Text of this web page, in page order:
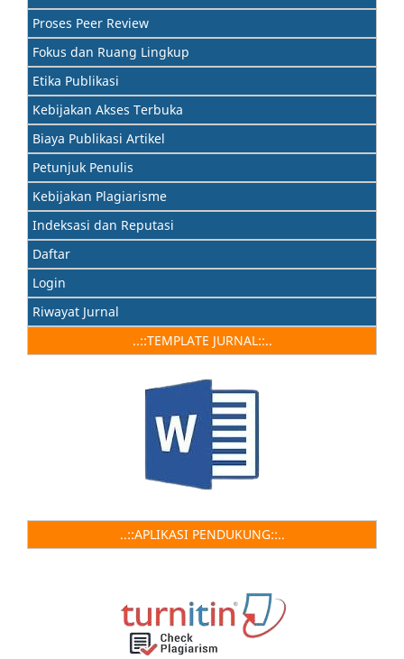
Proses Peer Review
Fokus dan Ruang Lingkup
Etika Publikasi
Kebijakan Akses Terbuka
Biaya Publikasi Artikel
Petunjuk Penulis
Kebijakan Plagiarisme
Indeksasi dan Reputasi
Daftar
Login
Riwayat Jurnal
..::TEMPLATE JURNAL::..
..::APLIKASI PENDUKUNG::..